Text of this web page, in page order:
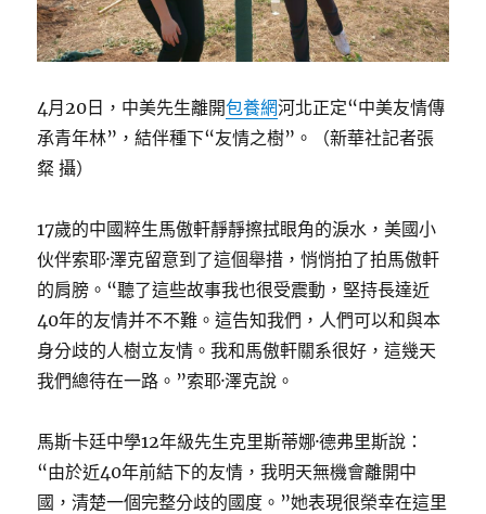
4月20日，中美先生離開包養網河北正定“中美友情傳
承青年林”，結伴種下“友情之樹”。（新華社記者張
粲 攝）
17歲的中國粹生馬傲軒靜靜擦拭眼角的淚水，美國小
伙伴索耶·澤克留意到了這個舉措，悄悄拍了拍馬傲軒
的肩膀。“聽了這些故事我也很受震動，堅持長達近
40年的友情并不不難。這告知我們，人們可以和與本
身分歧的人樹立友情。我和馬傲軒關系很好，這幾天
我們總待在一路。”索耶·澤克說。
馬斯卡廷中學12年級先生克里斯蒂娜·德弗里斯說：
“由於近40年前結下的友情，我明天無機會離開中
國，清楚一個完整分歧的國度。”她表現很榮幸在這里